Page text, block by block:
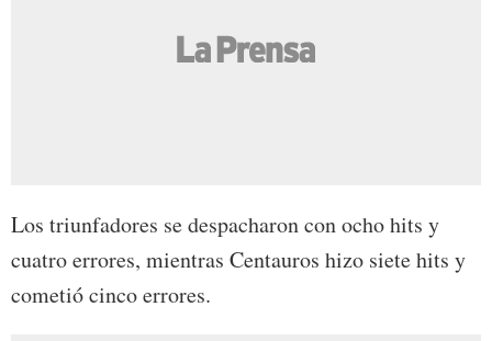
Los triunfadores se despacharon con ocho hits y
cuatro errores, mientras Centauros hizo siete hits y
cometió cinco errores.